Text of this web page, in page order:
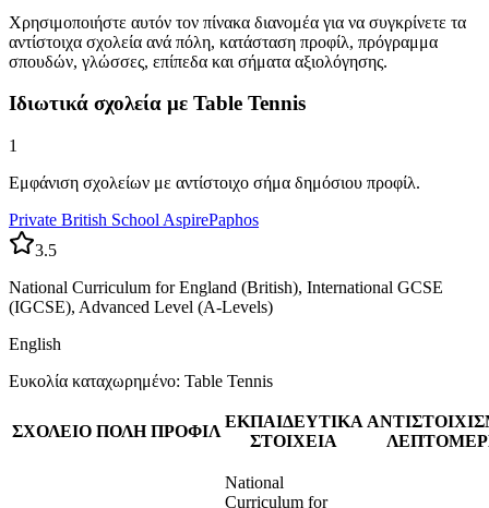
Χρησιμοποιήστε αυτόν τον πίνακα διανομέα για να συγκρίνετε τα
αντίστοιχα σχολεία ανά πόλη, κατάσταση προφίλ, πρόγραμμα
σπουδών, γλώσσες, επίπεδα και σήματα αξιολόγησης.
Ιδιωτικά σχολεία με Table Tennis
1
Εμφάνιση σχολείων με αντίστοιχο σήμα δημόσιου προφίλ.
Private British School AspirePaphos
3.5
National Curriculum for England (British), International GCSE
(IGCSE), Advanced Level (A-Levels)
English
Ευκολία καταχωρημένο: Table Tennis
ΣΧΟΛΕΙΟ ΠΟΛΗ ΠΡΟΦΙΛ
ΕΚΠΑΙΔΕΥΤΙΚΑ
ΣΤΟΙΧΕΙΑ
National
Curriculum for